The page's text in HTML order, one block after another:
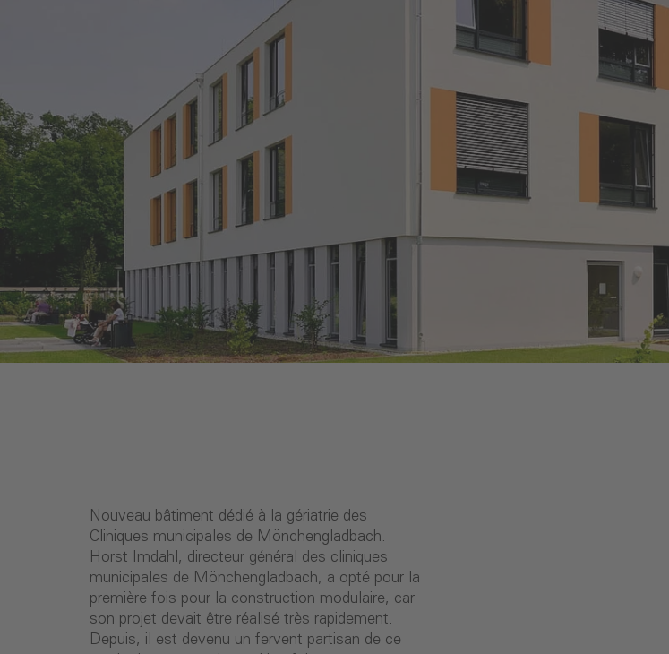
Nouveau bâtiment dédié à la gériatrie des
Cliniques municipales de Mönchengladbach.
Horst Imdahl, directeur général des cliniques
municipales de Mönchengladbach, a opté pour la
première fois pour la construction modulaire, car
son projet devait être réalisé très rapidement.
Depuis, il est devenu un fervent partisan de ce